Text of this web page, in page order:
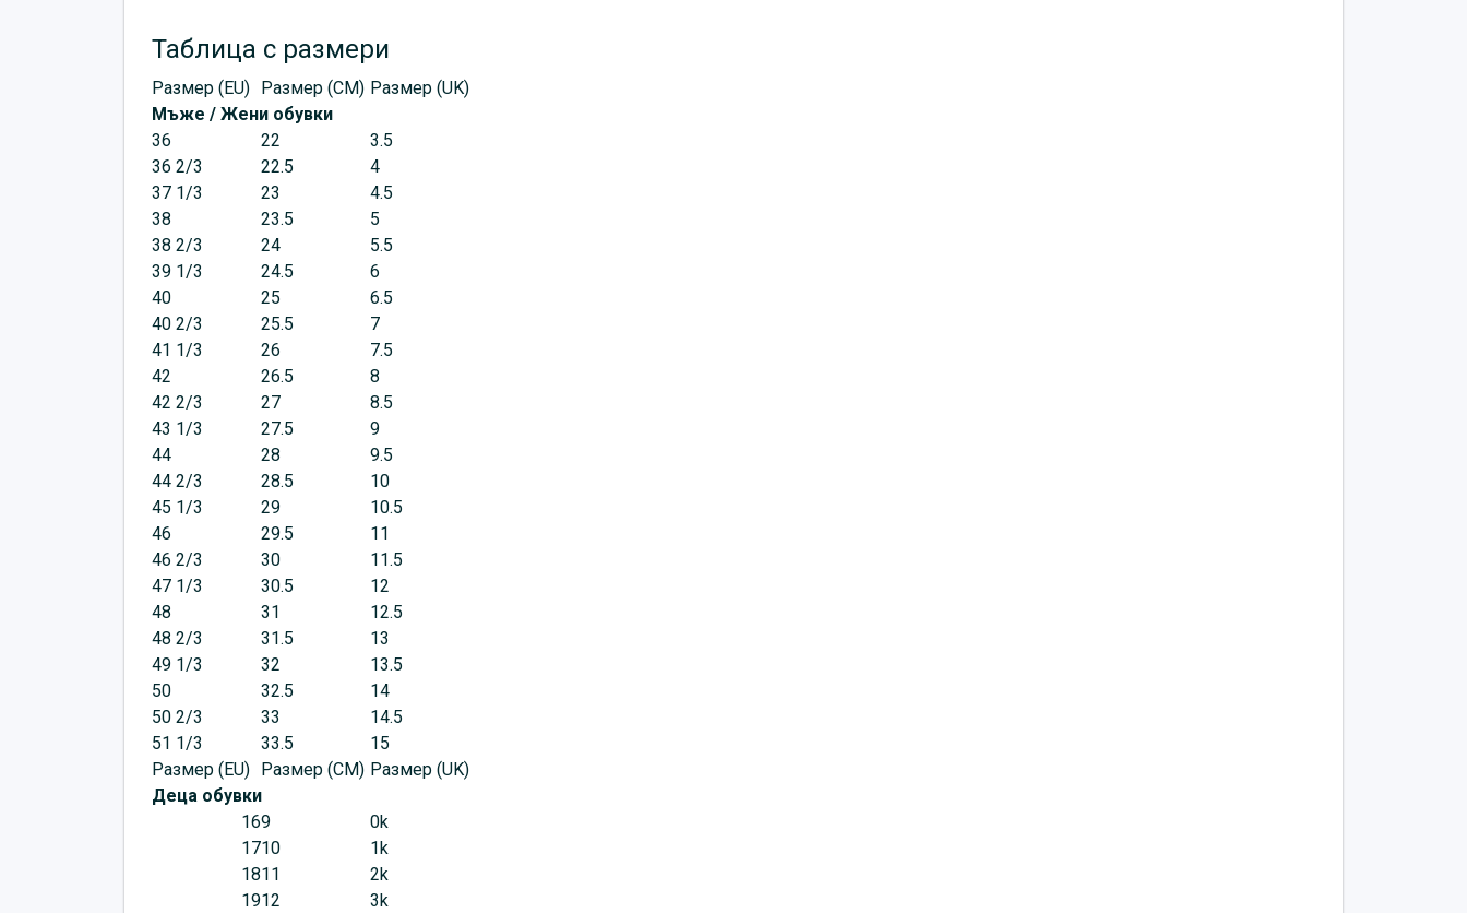
Таблица с размери
Размер (EU) Размер (CM) Размер (UK)
Мъже / Жени обувки
36
22
3.5
36 2/3
22.5
4
37 1/3
23
4.5
38
23.5
5
38 2/3
24
5.5
39 1/3
24.5
6
40
25
6.5
40 2/3
25.5
7
41 1/3
26
7.5
42
26.5
8
42 2/3
27
8.5
43 1/3
27.5
9
44
28
9.5
44 2/3
28.5
10
45 1/3
29
10.5
46
29.5
11
46 2/3
30
11.5
47 1/3
30.5
12
48
31
12.5
48 2/3
31.5
13
49 1/3
32
13.5
50
32.5
14
50 2/3
33
14.5
51 1/3
33.5
15
Размер (EU)
Размер (CM) Размер (UK)
Деца обувки
169
0k
1710
1k
1811
2k
1912
3k